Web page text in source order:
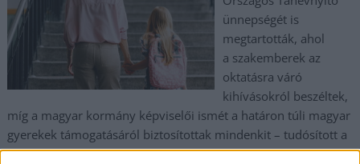
ünnepségét is
megtartották, ahol
a szakemberek az
oktatásra váró
kihívásokról beszéltek,
míg a magyar kormány képviselői ismét a határon túli magyar
gyerekek támogatásáról biztosítottak mindenkit – tudósított a
napunk.sk. Az Euronews a hazai és a környező országokban